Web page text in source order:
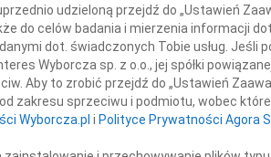
Ludwik
3
Iwona
Z
Z
Marek
Z
udzieloną przejdź do „Ustawień
do celów badania i mierzenia informacji
dot. świadczonych Tobie usług. Jeśli
Wyborcza sp. z o.o., jej spółki
Aby to zrobić przejdź do „Ustawień
zakresu sprzeciwu i podmiotu, wobec
Wyborcza.pl i Polityce Prywatności Agora